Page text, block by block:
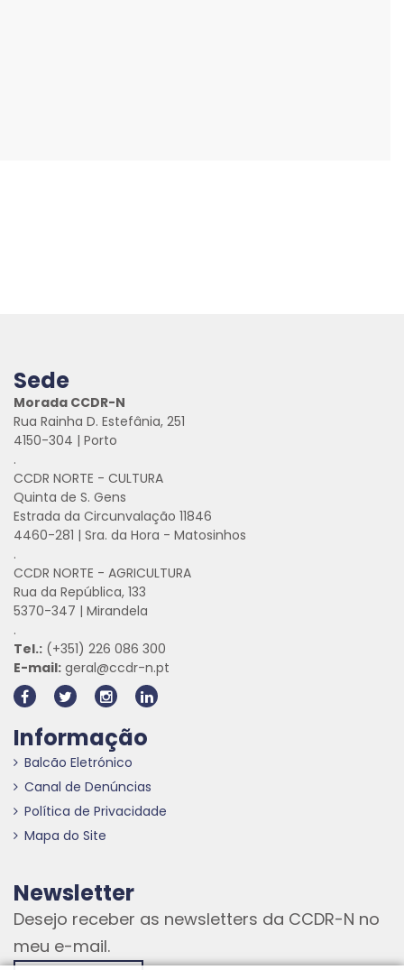
Sede
Morada CCDR-N
Rua Rainha D. Estefânia, 251
4150-304 | Porto
.
CCDR NORTE - CULTURA
Quinta de S. Gens
Estrada da Circunvalação 11846
4460-281 | Sra. da Hora - Matosinhos
.
CCDR NORTE - AGRICULTURA
Rua da República, 133
5370-347 | Mirandela
.
Tel.: (+351) 226 086 300
E-mail: geral@ccdr-n.pt
Informação
Balcão Eletrónico
Canal de Denúncias
Política de Privacidade
Mapa do Site
Newsletter
Desejo receber as newsletters da CCDR-N no
meu e-mail.